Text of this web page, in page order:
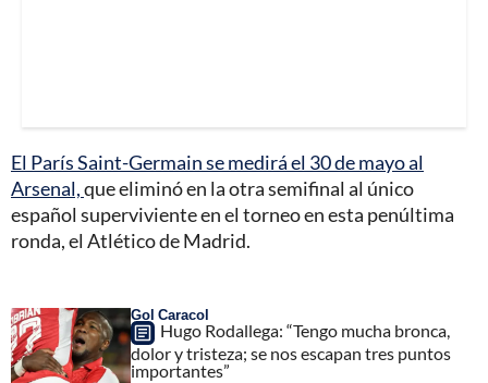
El París Saint-Germain se medirá el 30 de mayo al
Arsenal,que eliminó en la otra semifinal al único
español superviviente en el torneo en esta penúltima
ronda, el Atlético de Madrid.
Gol Caracol
Hugo Rodallega: “Tengo mucha bronca,
dolor y tristeza; se nos escapan tres puntos
importantes”